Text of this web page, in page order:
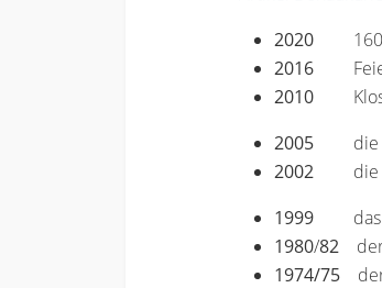
2020
2016
2010
2005
2002
1999
1980/82
1974/75